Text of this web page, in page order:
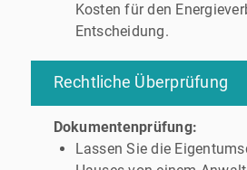
Kosten für den
Entscheidung.
Rechtliche Überprüfung
Dokumentenprüfung:
Lassen Sie die